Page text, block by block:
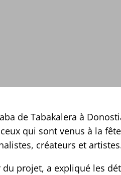
de Tabakalera à
qui sont venus à la
créateurs et
projet, a expliqué les